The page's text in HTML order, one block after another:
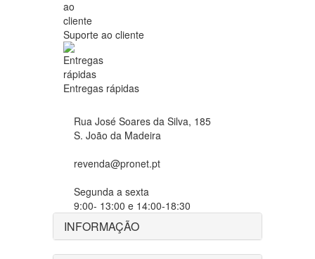
Suporte ao cliente
Entregas rápidas
Rua José Soares da Silva, 185
S. João da Madeira
revenda@pronet.pt
Segunda a sexta
9:00- 13:00 e 14:00-18:30
INFORMAÇÃO